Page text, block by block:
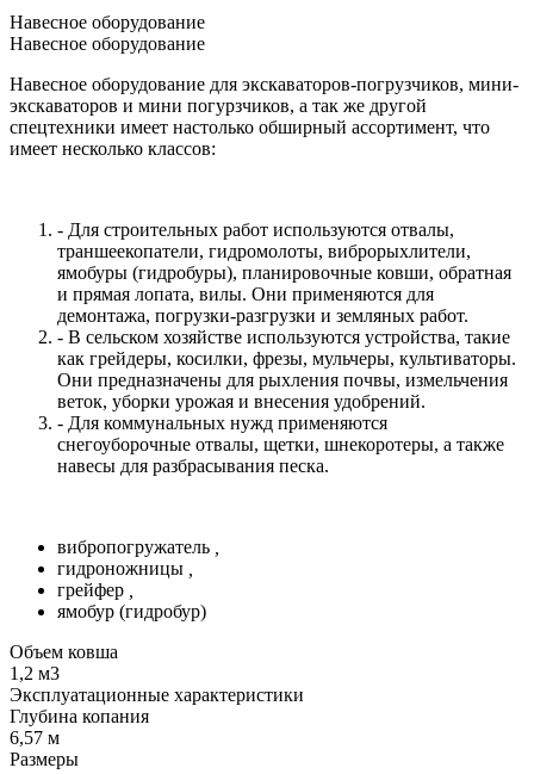
Навесное оборудование
Навесное оборудование
Навесное оборудование для экскаваторов-погрузчиков, мини-
экскаваторов и мини погурзчиков, а так же другой
спецтехники имеет настолько обширный ассортимент, что
имеет несколько классов:
- Для строительных работ используются отвалы,
траншеекопатели, гидромолоты, виброрыхлители,
ямобуры (гидробуры), планировочные ковши, обратная
и прямая лопата, вилы. Они применяются для
демонтажа, погрузки-разгрузки и земляных работ.
- В сельском хозяйстве используются устройства, такие
как грейдеры, косилки, фрезы, мульчеры, культиваторы.
Они предназначены для рыхления почвы, измельчения
веток, уборки урожая и внесения удобрений.
- Для коммунальных нужд применяются
снегоуборочные отвалы, щетки, шнекоротеры, а также
навесы для разбрасывания песка.
вибропогружатель
гидроножницы
грейфер
ямобур (гидробур)
Объем ковша
1,2 м3
Эксплуатационные характеристики
Глубина копания
6,57 м
Размеры